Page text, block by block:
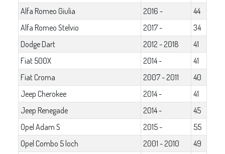
Alfa Romeo Giulia
2016 -
44
Alfa Romeo Stelvio
2017 -
34
Dodge Dart
2012 - 2018
41
Fiat 500X
2014 -
41
Fiat Croma
2007 - 2011
40
Jeep Cherokee
2014 -
41
Jeep Renegade
2014 -
45
Opel Adam S
2015 -
55
Opel Combo 5 loch
2001 - 2010
49